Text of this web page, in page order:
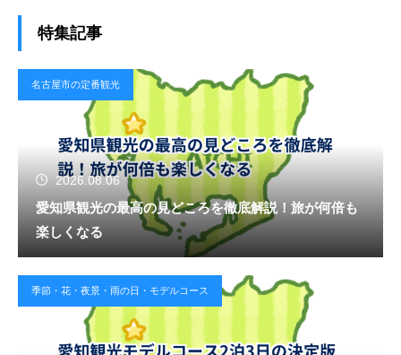
特集記事
名古屋市の定番観光
2026.08.06
愛知県観光の最高の見どころを徹底解説！旅が何倍も
楽しくなる
季節・花・夜景・雨の日・モデルコース